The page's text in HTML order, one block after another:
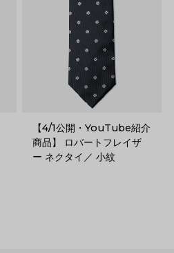
【4/1公開・YouTube紹介
商品】 ロバートフレイザ
ー ネクタイ／ 小紋